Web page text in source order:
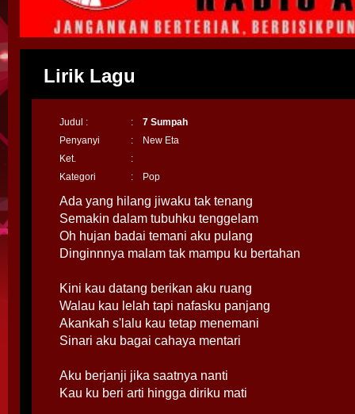
Lirik Lagu
Judul : :
7 Sumpah
Penyanyi
:
New Eta
Ket.
:
Kategori
: Pop
Ada yang hilang jiwaku tak tenang
Semakin dalam tubuhku tenggelam
Oh hujan badai temani aku pulang
Dinginnnya malam tak mampu ku bertahan
Kini kau datang berikan aku ruang
Walau kau lelah tapi nafasku panjang
Akankah s'lalu kau tetap menemani
Sinari aku bagai cahaya mentari
Aku berjanji jika saatnya nanti
Kau ku beri arti hingga diriku mati